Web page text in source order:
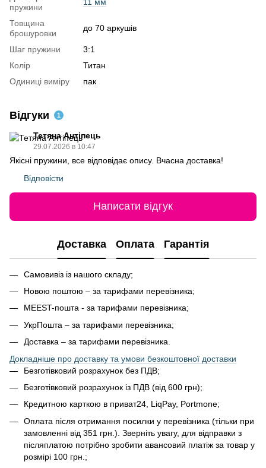
пружини
Товщина
брошуровки
до 70 аркушів
Шаг пружини
3:1
Колір
Титан
Одиниці виміру
пак
Відгуки 1
Тетяна Антіпець
29.07.2026 в 10:47
Якісні пружини, все відповідає опису. Вчасна доставка!
Відповісти
Написати відгук
Доставка Оплата Гарантія
Самовивіз із нашого складу;
Новою поштою – за тарифами перевізника;
MEEST-пошта - за тарифами перевізника;
УкрПошта – за тарифами перевізника;
Доставка – за тарифами перевізника.
Докладніше про доставку та умови безкоштовної доставки
Безготівковий розрахунок без ПДВ;
Безготівковий розрахунок із ПДВ (від 600 грн);
Кредитною карткою в приват24, LiqPay, Portmone;
Оплата після отримання посилки у перевізника (тільки при
замовленні від 351 грн.). Зверніть увагу, для відправки з
післяплатою потрібно зробити авансовий платіж за товар у
розмірі 100 грн.;